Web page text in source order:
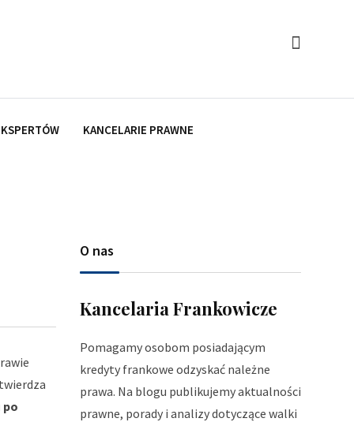
KANCELARIE PRAWNE
po
O nas
Kancelaria Frankowicze
Pomagamy osobom posiadającym
kredyty frankowe odzyskać należne
prawa. Na blogu publikujemy aktualności
prawne, porady i analizy dotyczące walki